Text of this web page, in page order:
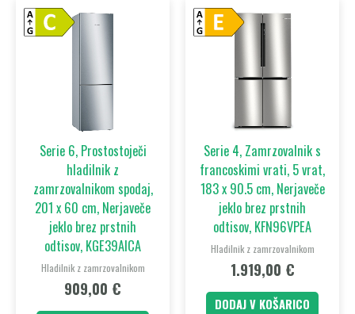
Serie 6, Prostostoječi
hladilnik z
zamrzovalnikom spodaj,
201 x 60 cm, Nerjaveče
jeklo brez prstnih
odtisov, KGE39AICA
Hladilnik z zamrzovalnikom
909,00 €
Serie 4, Zamrzovalnik s
francoskimi vrati, 5 vrat,
183 x 90.5 cm, Nerjaveče
jeklo brez prstnih
odtisov, KFN96VPEA
Hladilnik z zamrzovalnikom
1.919,00 €
DODAJ V KOŠARICO